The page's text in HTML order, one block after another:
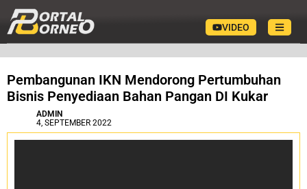
VIDEO
Pembangunan IKN Mendorong Pertumbuhan
Bisnis Penyediaan Bahan Pangan DI Kukar
ADMIN
4, SEPTEMBER 2022